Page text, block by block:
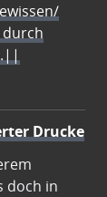
Drucke
doch in